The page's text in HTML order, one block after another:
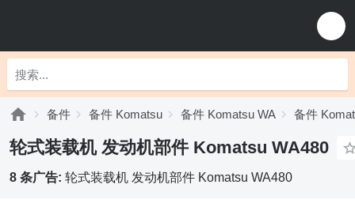
备件 备件 Komatsu 备件 Komatsu WA 备件
轮式装载机 发动机部件 Komatsu WA480
8 条广告: 轮式装载机 发动机部件 Komatsu WA480